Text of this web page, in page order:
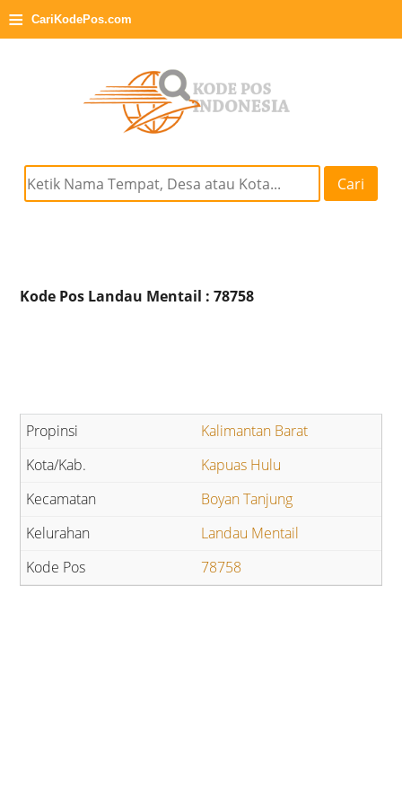
≡ CariKodePos.com
Cari
Kode Pos Landau Mentail : 78758
Kalimantan Barat
Kapuas Hulu
Boyan Tanjung
Landau Mentail
78758